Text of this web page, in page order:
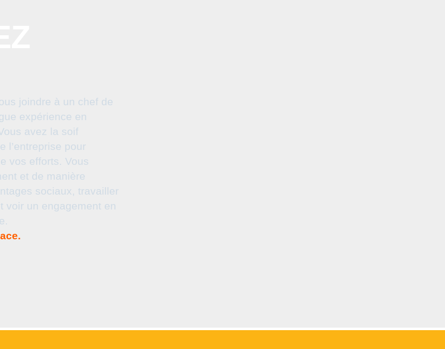
joindre à un chef de
expérience en
avez la soif
l’entreprise pour
vos efforts. Vous
et de manière
sociaux, travailler
voir un engagement en